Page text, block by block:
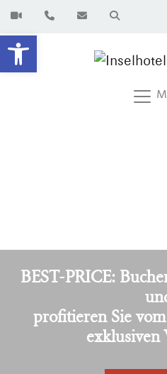
Werkzeugleiste
BEST-PRICE:
profitieren Sie
exklusiven